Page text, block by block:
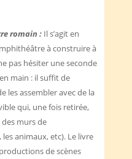
romain : Il s’agit en
à construire à
pas hésiter une seconde
main : il suffit de
les assembler avec de la
qui, une fois retirée,
murs de
les animaux, etc). Le livre
de scènes